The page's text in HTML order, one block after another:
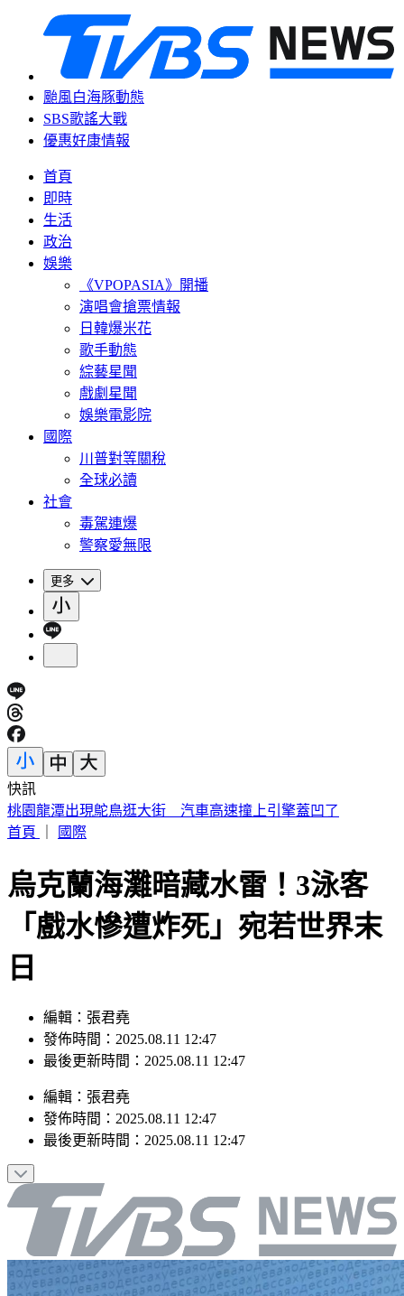
颱風白海豚動態
SBS歌謠大戰
優惠好康情報
首頁
即時
生活
政治
娛樂
《VPOPASIA》開播
演唱會搶票情報
日韓爆米花
歌手動態
綜藝星聞
戲劇星聞
娛樂電影院
國際
川普對等關稅
全球必讀
社會
毒駕連爆
警察愛無限
更多
快訊
呱吉痛批陳沂「就是垃圾」 揭買疫苗時間線打臉
首頁
國際
烏克蘭海灘暗藏水雷！3泳客
「戲水慘遭炸死」宛若世界末
日
編輯：張君堯
發佈時間：2025.08.11 12:47
最後更新時間：2025.08.11 12:47
編輯 ： 張君堯
發佈時間： 2025.08.11 12:47
最後更新時間： 2025.08.11 12:47